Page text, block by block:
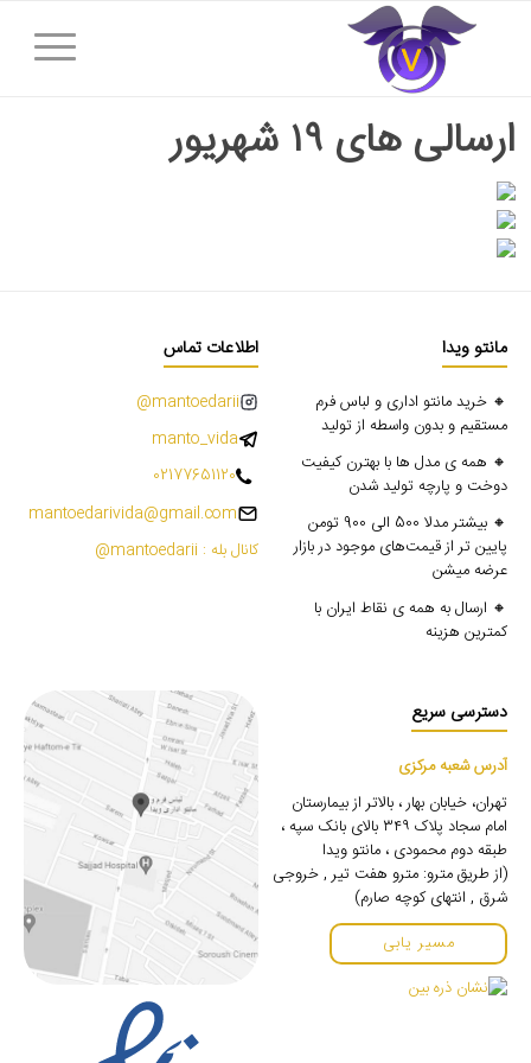
ارسالی های ۱۹ شهریور
مانتو ویدا
🔸 خرید مانتو اداری و لباس فرم
مستقیم و بدون واسطه از تولید
🔸 همه ی مدل ها با بهترن کیفیت
دوخت و پارچه تولید شدن
🔸 بیشتر مدلا 500 الی 900 تومن
پایین تر از قیمت‌های موجود در بازار
عرضه میشن
🔸 ارسال به همه ی نقاط ایران با
کمترین هزینه
اطلاعات تماس
mantoedarii@
manto_vida
02177651120
mantoedarivida@gmail.com
کانال بله : mantoedarii@
دسترسی سریع
آدرس شعبه مرکزی
تهران، خیابان بهار ، بالاتر از بیمارستان
امام سجاد پلاک ۳۴۹ بالای بانک سپه ،
طبقه دوم محمودی ، مانتو ویدا
(از طریق مترو: مترو هفت تیر , خروجی
شرق , انتهای کوچه صارم)
مسیر یابی